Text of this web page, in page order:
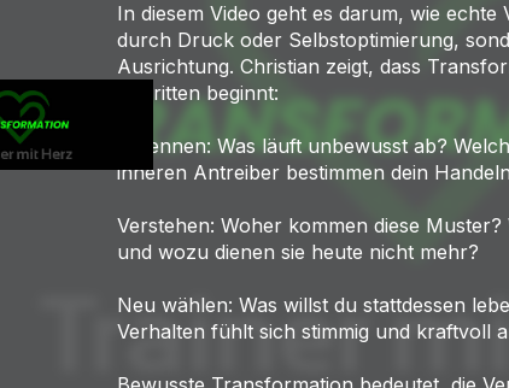
In diesem Video geht es darum, wie
durch Druck oder Selbstoptimierung,
Ausrichtung. Christian zeigt, dass
Schritten beginnt:
Erkennen: Was läuft unbewusst ab?
inneren Antreiber bestimmen dein
Verstehen: Woher kommen diese
und wozu dienen sie heute nicht mehr?
Neu wählen: Was willst du stattdessen
Verhalten fühlt sich stimmig und kraftvoll